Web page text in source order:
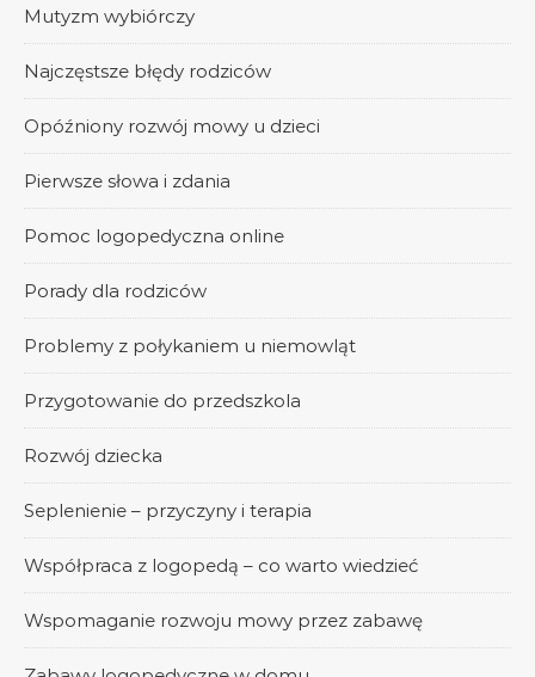
Mutyzm wybiórczy
Najczęstsze błędy rodziców
Opóźniony rozwój mowy u dzieci
Pierwsze słowa i zdania
Pomoc logopedyczna online
Porady dla rodziców
Problemy z połykaniem u niemowląt
Przygotowanie do przedszkola
Rozwój dziecka
Seplenienie – przyczyny i terapia
Współpraca z logopedą – co warto wiedzieć
Wspomaganie rozwoju mowy przez zabawę